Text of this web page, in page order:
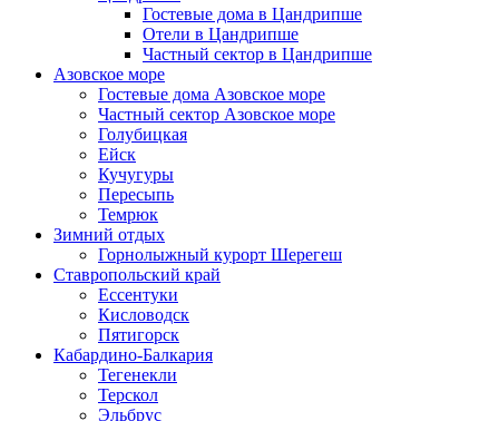
Гостевые дома в Цандрипше
Отели в Цандрипше
Частный сектор в Цандрипше
Азовское море
Гостевые дома Азовское море
Частный сектор Азовское море
Голубицкая
Ейск
Кучугуры
Пересыпь
Темрюк
Зимний отдых
Горнолыжный курорт Шерегеш
Ставропольский край
Ессентуки
Кисловодск
Пятигорск
Кабардино-Балкария
Тегенекли
Терскол
Эльбрус